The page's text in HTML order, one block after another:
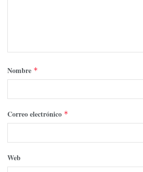
Nombre *
Correo electrónico *
Web